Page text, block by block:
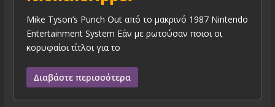
Mike Tyson’s Punch Out από το μακρινό 1987 Nintendo
Entertainment System Εάν με ρωτούσαν ποιοι οι
κορυφαίοι τίτλοι για το
Διαβάστε περισσότερα